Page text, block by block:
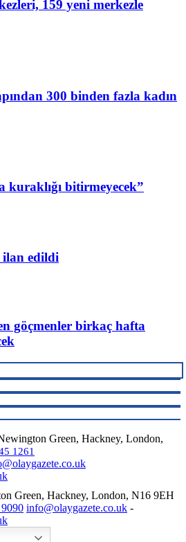
159 yeni merkezle
300 binden fazla kadın
kuraklığı bitirmeyecek”
ilan edildi
göçmenler birkaç hafta
Green, Hackney, London,
1261
Green, Hackney, London, N16 9EH
info@olaygazete.co.uk -